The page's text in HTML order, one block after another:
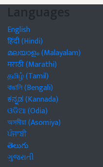
Languages
English
हिंदी (Hindi)
മലയാളം (Malayalam)
मराठी (Marathi)
தமிழ் (Tamil)
বাঙালি (Bengali)
ಕನ್ನಡ (Kannada)
ଓଡିଆ (Odia)
অসমীয়া (Asomiya)
ਪੰਜਾਬੀ
తెలుగు
ગુજરાતી